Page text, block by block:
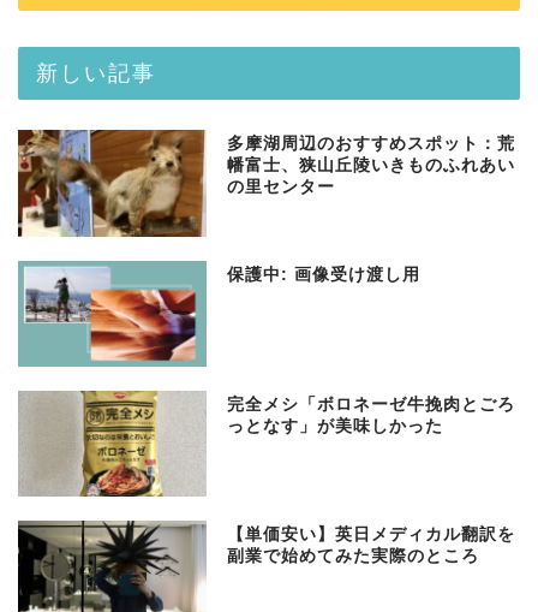
新しい記事
多摩湖周辺のおすすめスポット：荒
幡富士、狭山丘陵いきものふれあい
の里センター
保護中: 画像受け渡し用
完全メシ「ボロネーゼ牛挽肉とごろ
っとなす」が美味しかった
【単価安い】英日メディカル翻訳を
副業で始めてみた実際のところ